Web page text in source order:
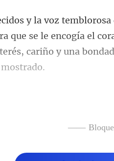
ra que se le encogía el
——